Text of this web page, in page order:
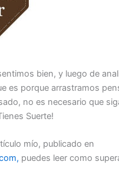
bien, y luego de
es porque arrastramos
no es necesario que
Suerte!
mío, publicado en
puedes leer como